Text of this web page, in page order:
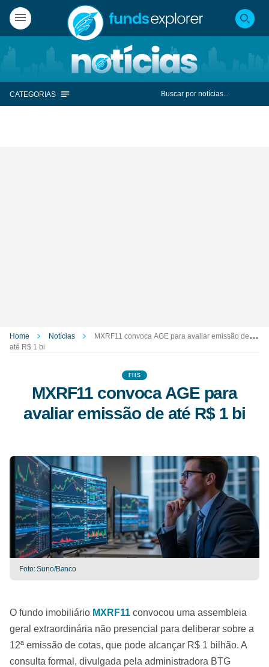
CATEGORIAS
Home Notícias
MXRF11 convoca AGE para avaliar emissão de
até R$ 1 bi
FIIS
MXRF11 convoca AGE para
avaliar emissão de até R$ 1 bi
Foto: Suno/Banco
O fundo imobiliário MXRF11 convocou uma assembleia
geral extraordinária não presencial para deliberar sobre a
12ª emissão de cotas, que pode alcançar R$ 1 bilhão. A
consulta formal, divulgada pela administradora BTG